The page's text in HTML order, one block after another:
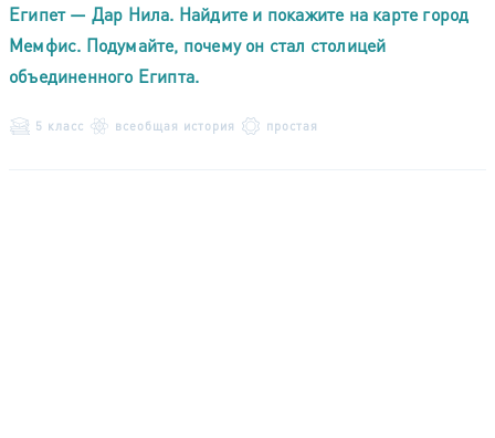
Египет — Дар Нила. Найдите и покажите на карте город
Мемфис. Подумайте, почему он стал столицей
объединенного Египта.
5 класс всеобщая история простая